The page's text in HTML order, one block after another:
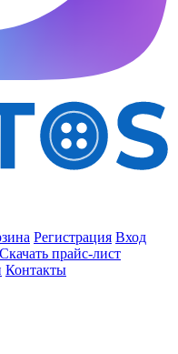
Регистрация Вход
Скачать прайс-лист
Контакты